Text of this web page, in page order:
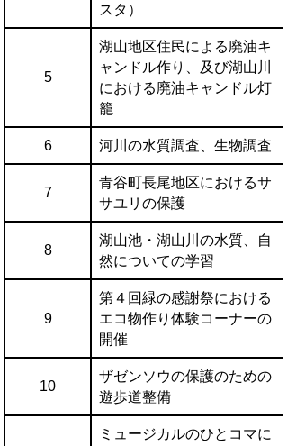
スタ）
5
湖山地区住民による廃油キ
ャンドル作り、及び湖山川
における廃油キャンドル灯
籠
6 河川の水質調査、生物調査
7
青谷町長尾地区におけるサ
サユリの保護
8
湖山池・湖山川の水質、自
然についての学習
9
第４回緑の感謝祭における
エコ物作り体験コーナーの
開催
10
ザゼンソウの保護のための
遊歩道整備
ミュージカルのひとコマに